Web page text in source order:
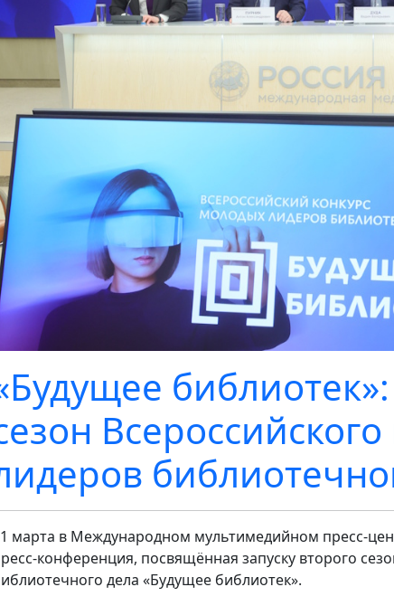
марта в Международном мультимедийном пресс-
конференция, посвящённая запуску второго
дела «Будущее библиотек».